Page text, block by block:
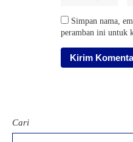
Simpan nama,
peramban ini untuk
Cari